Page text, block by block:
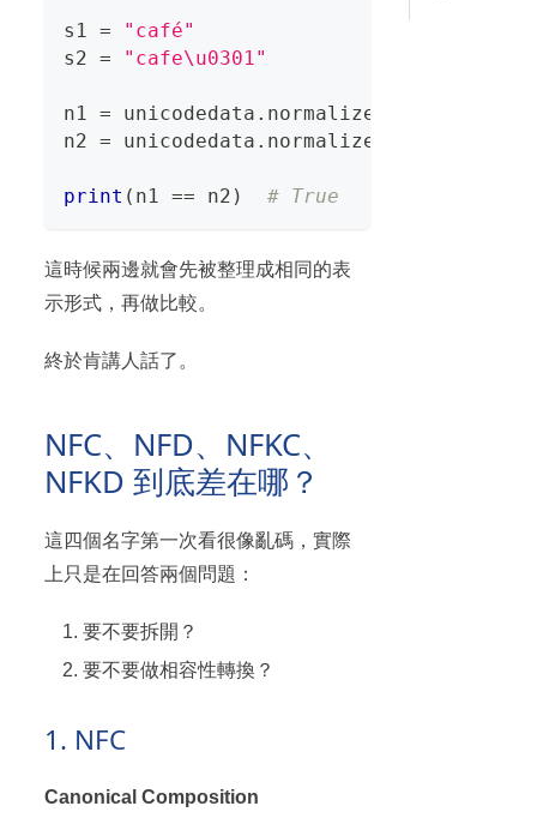
s1 =
"café"
s2 = "cafe\u0301"
n1 = unicodedata . normalize
n2 = unicodedata . normalize
print ( n1 == n2 ) # True
這時候兩邊就會先被整理成相同的表
示形式，再做比較。
終於肯講人話了。
NFC、NFD、NFKC、
NFKD 到底差在哪？
這四個名字第一次看很像亂碼，實際
上只是在回答兩個問題：
要不要拆開？
要不要做相容性轉換？
1. NFC
Canonical Composition